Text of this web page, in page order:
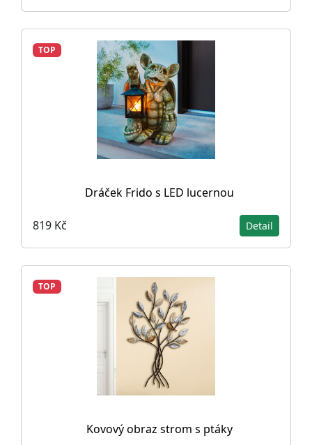
TOP
Dráček Frido s LED lucernou
819 Kč Detail
TOP
Kovový obraz strom s ptáky